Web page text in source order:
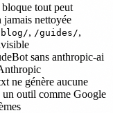
tout peut
nettoyée
, /guides/,
sans anthropic-ai
ne génère aucune
outil comme Google